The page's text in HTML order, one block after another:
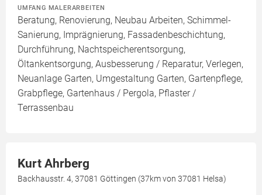
UMFANG MALERARBEITEN
Beratung, Renovierung, Neubau Arbeiten, Schimmel-
Sanierung, Imprägnierung, Fassadenbeschichtung,
Durchführung, Nachtspeicherentsorgung,
Öltankentsorgung, Ausbesserung / Reparatur, Verlegen,
Neuanlage Garten, Umgestaltung Garten, Gartenpflege,
Grabpflege, Gartenhaus / Pergola, Pflaster /
Terrassenbau
Kurt Ahrberg
Backhausstr. 4, 37081 Göttingen (37km von 37081 Helsa)